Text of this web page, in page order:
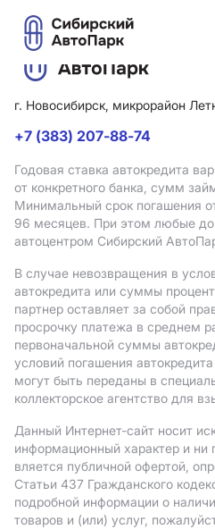
г. Новосибирск, микрорайон
+7 (383) 207-88-74
Годовая ставка автокредита
от конкретного банка, сумм
Минимальный срок погашения
96 месяцев. При этом любые
автоцентром Сибирский
В случае невозвращения в
автокредита или суммы
партнер оставляет за собой
просрочку платежа в среднем
первоначальной суммы
условий погашения
могут быть переданы в
коллекторское агентство для
Данный Интернет-сайт носит
информационный характер и ни
вляется публичной офертой,
Статьи 437 Гражданского
подробной информации о
товаров и (или) услуг,